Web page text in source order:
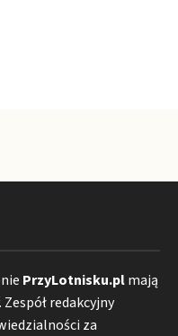
PrzyLotnisku.plmają
redakcyjny
za